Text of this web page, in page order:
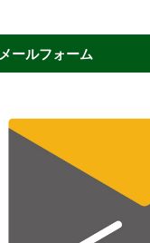
メールフォーム